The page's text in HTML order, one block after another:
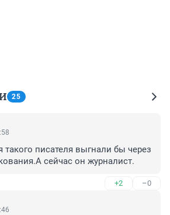
25
такого писателя выгнали бы через
сейчас он журналист.
+2 –0